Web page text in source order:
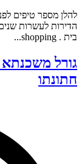
להלן מספר טיפים
בית . shopping...
גורל משכנתא
חתונתו